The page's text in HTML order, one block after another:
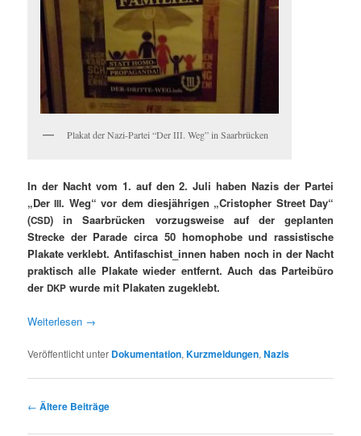
Plakat der Nazi-Partei “DerIII. Weg” in Saarbrücken
In der Nacht vom 1. auf den 2. Juli haben Nazis der Partei
„DerIII. Weg“ vor dem diesjähri­gen „Cristo­pher Street Day“
(CSD) in Saar­brück­en vorzugsweise auf der geplanten
Strecke der Parade cir­ca 50 homo­phobe und ras­sis­tis­che
Plakate verklebt. Antifaschist_innen haben noch in der Nacht
prak­tisch alle Plakate wieder ent­fer­nt. Auch das Parteibüro
der DKP wurde mit Plakat­en zugeklebt.
Weit­er­lesen →
Veröffentlicht unter Dokumentation,Kurzmeldungen,Nazis
Beitragsnavigation
← Ältere Beiträge